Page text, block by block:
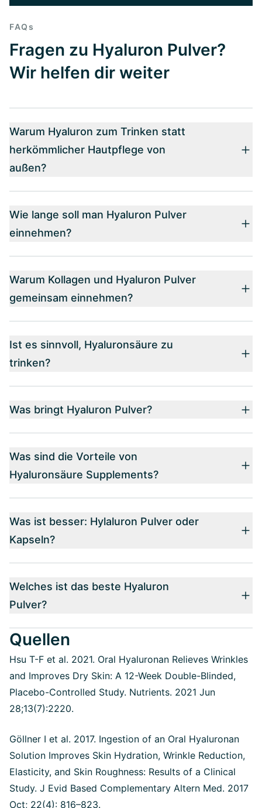
FAQs
Fragen zu Hyaluron Pulver?
Wir helfen dir weiter
Warum Hyaluron zum Trinken statt
herkömmlicher Hautpflege von
außen?
Wie lange soll man Hyaluron Pulver
einnehmen?
Warum Kollagen und Hyaluron Pulver
gemeinsam einnehmen?
Ist es sinnvoll, Hyaluronsäure zu
trinken?
Was bringt Hyaluron Pulver?
Was sind die Vorteile von
Hyaluronsäure Supplements?
Was ist besser: Hylaluron Pulver oder
Kapseln?
Welches ist das beste Hyaluron
Pulver?
Quellen
Hsu T-F et al. 2021. Oral Hyaluronan Relieves Wrinkles
and Improves Dry Skin: A 12-Week Double-Blinded,
Placebo-Controlled Study. Nutrients. 2021 Jun
28;13(7):2220.
Göllner I et al. 2017. Ingestion of an Oral Hyaluronan
Solution Improves Skin Hydration, Wrinkle Reduction,
Elasticity, and Skin Roughness: Results of a Clinical
Study. J Evid Based Complementary Altern Med. 2017
Oct; 22(4): 816–823.